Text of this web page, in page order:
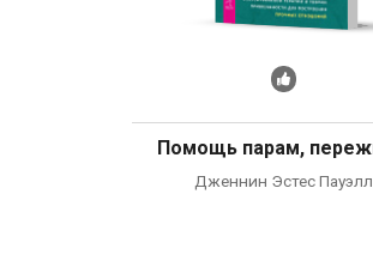
Рекомендуем
Дженнин Эстес Пауэлл